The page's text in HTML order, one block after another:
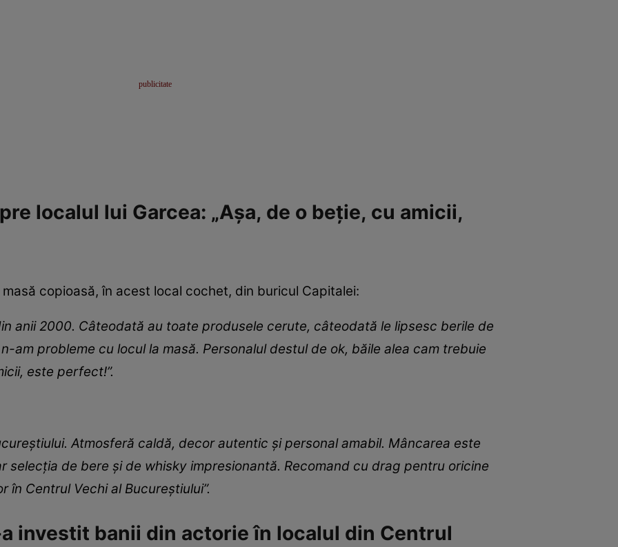
localul lui Garcea: „Așa, de o beție, cu amicii,
copioasă, în acest local cochet, din buricul Capitalei:
anii 2000. Câteodată au toate produsele cerute, câteodată le lipsesc berile de
am probleme cu locul la masă. Personalul destul de ok, băile alea cam trebuie
este perfect!”.
Atmosferă caldă, decor autentic și personal amabil. Mâncarea este
selecția de bere și de whisky impresionantă. Recomand cu drag pentru oricine
Centrul Vechi al Bucureștiului”.
investit banii din actorie în localul din Centrul